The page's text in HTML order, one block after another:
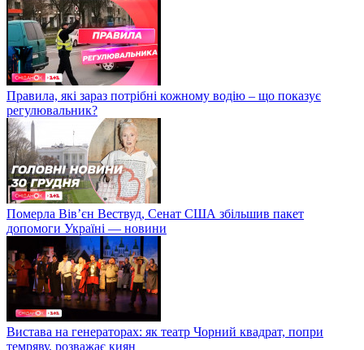
Правила, які зараз потрібні кожному водію – що показує
регулювальник?
Померла Вівʼєн Вествуд, Сенат США збільшив пакет
допомоги Україні — новини
Вистава на генераторах: як театр Чорний квадрат, попри
темряву, розважає киян